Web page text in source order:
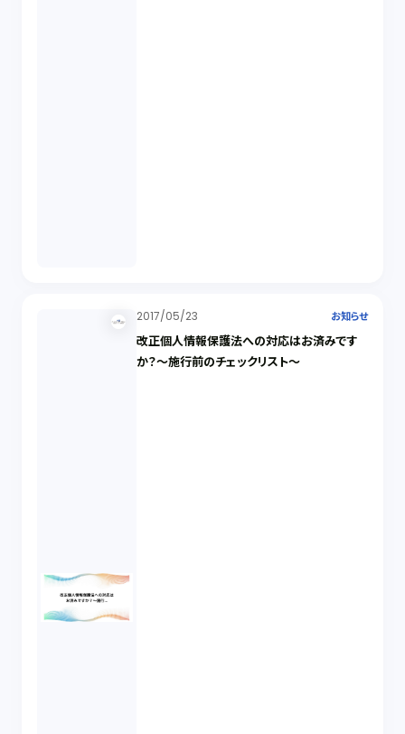
2017/05/23 お知らせ
改正個人情報保護法への対応はお済みです
か？～施行前のチェックリスト～